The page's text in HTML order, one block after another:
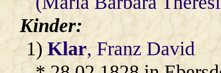
Kinder:
1)Klar, Franz David